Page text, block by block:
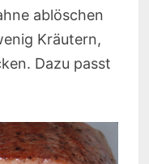
ablöschen
Kräutern,
Dazu passt